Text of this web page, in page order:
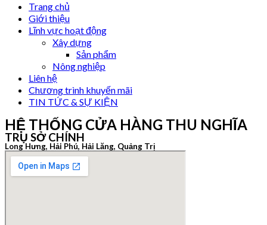
Trang chủ
Giới thiệu
Lĩnh vực hoạt động
Xây dựng
Sản phẩm
Nông nghiệp
Liên hệ
Chương trình khuyến mãi
TIN TỨC & SỰ KIỆN
HỆ THỐNG CỬA HÀNG THU NGHĨA
TRỤ SỞ CHÍNH
Long Hưng, Hải Phú, Hải Lăng, Quảng Trị